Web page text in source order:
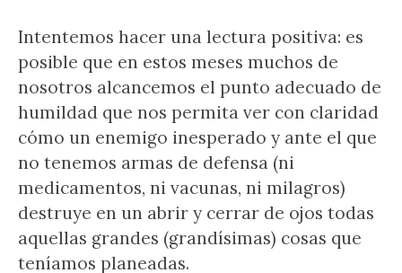
Intentemos hacer una lectura positiva: es
posible que en estos meses muchos de
nosotros alcancemos el punto adecuado de
humildad que nos permita ver con claridad
cómo un enemigo inesperado y ante el que
no tenemos armas de defensa (ni
medicamentos, ni vacunas, ni milagros)
destruye en un abrir y cerrar de ojos todas
aquellas grandes (grandísimas) cosas que
teníamos planeadas.